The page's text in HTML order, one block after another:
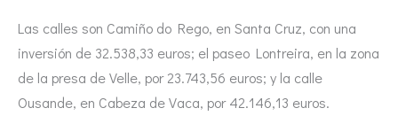
Las calles son Camiño do Rego, en Santa Cruz, con una
inversión de 32.538,33 euros; el paseo Lontreira, en la zona
de la presa de Velle, por 23.743,56 euros; y la calle
Ousande, en Cabeza de Vaca, por 42.146,13 euros.